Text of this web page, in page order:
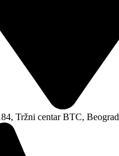
Tržni centar BTC, Beograd